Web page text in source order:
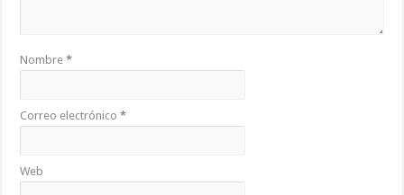
Nombre*
Correo electrónico*
Web